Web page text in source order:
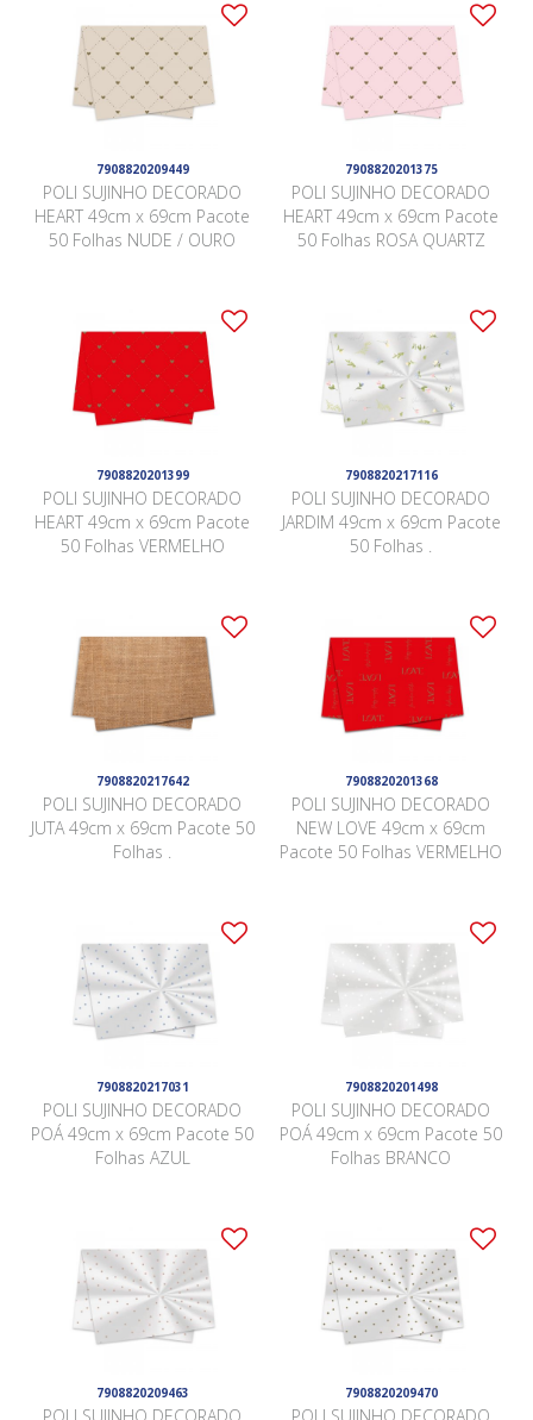
7908820209449
POLI SUJINHO DECORADO
HEART 49cm x 69cm Pacote
50 Folhas NUDE / OURO
7908820201375
POLI SUJINHO DECORADO
HEART 49cm x 69cm Pacote
50 Folhas ROSA QUARTZ
7908820201399
POLI SUJINHO DECORADO
HEART 49cm x 69cm Pacote
50 Folhas VERMELHO
7908820217116
POLI SUJINHO DECORADO
JARDIM 49cm x 69cm Pacote
50 Folhas .
7908820217642
POLI SUJINHO DECORADO
JUTA 49cm x 69cm Pacote 50
Folhas .
7908820201368
POLI SUJINHO DECORADO
NEW LOVE 49cm x 69cm
Pacote 50 Folhas VERMELHO
7908820217031
POLI SUJINHO DECORADO
POÁ 49cm x 69cm Pacote 50
Folhas AZUL
7908820201498
POLI SUJINHO DECORADO
POÁ 49cm x 69cm Pacote 50
Folhas BRANCO
7908820209463 7908820209470